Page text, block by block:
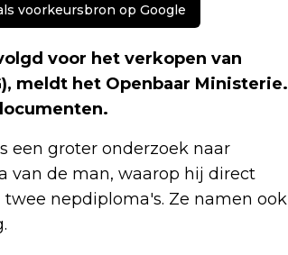
voorkeursbron op Google
voor het verkopen van
meldt het Openbaar Ministerie.
een groter onderzoek naar
van de man, waarop hij direct
nepdiploma's. Ze namen ook